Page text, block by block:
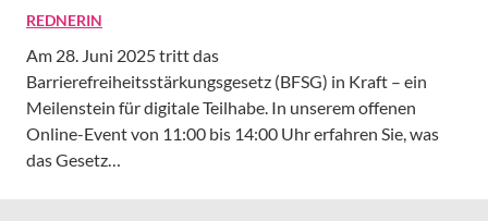
REDNERIN
Am 28. Juni 2025 tritt das
Barrierefreiheitsstärkungsgesetz (BFSG) in Kraft – ein
Meilenstein für digitale Teilhabe. In unserem offenen
Online-Event von 11:00 bis 14:00 Uhr erfahren Sie, was
das Gesetz…